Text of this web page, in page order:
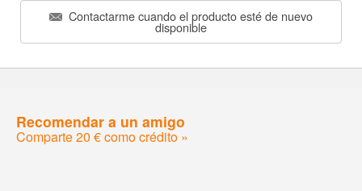
Contactarme cuando el producto esté de nuevo
disponible
Recomendar a un amigo
Comparte 20 € como crédito »